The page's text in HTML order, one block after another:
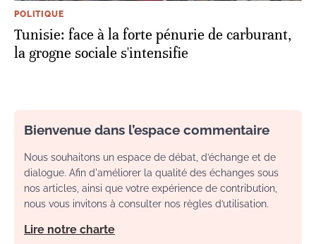
POLITIQUE
Tunisie: face à la forte pénurie de carburant,
la grogne sociale s'intensifie
Bienvenue dans l’espace commentaire
Nous souhaitons un espace de débat, d’échange et de
dialogue. Afin d'améliorer la qualité des échanges sous
nos articles, ainsi que votre expérience de contribution,
nous vous invitons à consulter nos règles d’utilisation.
Lire notre charte